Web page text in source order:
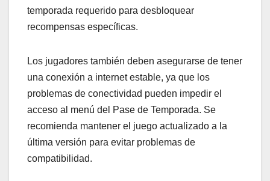
temporada requerido para desbloquear
recompensas específicas.
Los jugadores también deben asegurarse de tener
una conexión a internet estable, ya que los
problemas de conectividad pueden impedir el
acceso al menú del Pase de Temporada. Se
recomienda mantener el juego actualizado a la
última versión para evitar problemas de
compatibilidad.